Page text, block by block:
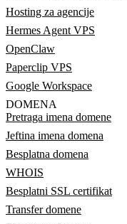
Hosting za agencije
Hermes Agent VPS
OpenClaw
Paperclip VPS
Google Workspace
DOMENA
Pretraga imena domene
Jeftina imena domena
Besplatna domena
WHOIS
Besplatni SSL certifikat
Transfer domene